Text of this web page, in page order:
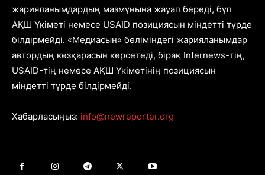
жарияланымдардың мазмұнына жауап береді, бұл
АҚШ Үкіметі немесе USAID позициясын міндетті түрде
білдірмейді. «Медиасын» бөліміндегі жарияланымдар
автордың көзқарасын көрсетеді, бірақ Internews-тің,
USAID-тің немесе АҚШ Үкіметінің позициясын
міндетті түрде білдірмейді.
Хабарласыңыз: info@newreporter.org